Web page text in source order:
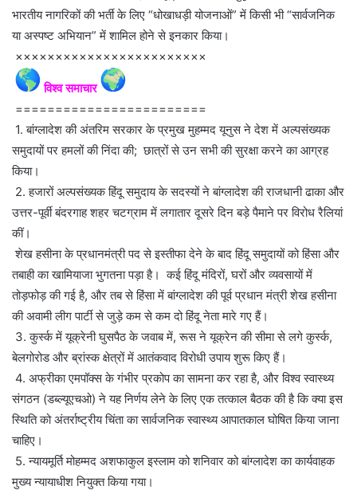
भारतीय नागरिकों की भर्ती के लिए “धोखाधड़ी योजनाओं” में किसी भी “सार्वजनिक
या अस्पष्ट अभियान” में शामिल होने से इनकार किया।
××××××××××××××××××××××××
विश्व समाचार
========================
1. बांग्लादेश की अंतरिम सरकार के प्रमुख मुहम्मद यूनुस ने देश में अल्पसंख्यक
समुदायों पर हमलों की निंदा की; छात्रों से उन सभी की सुरक्षा करने का आग्रह
किया।
2. हजारों अल्पसंख्यक हिंदू समुदाय के सदस्यों ने बांग्लादेश की राजधानी ढाका और
उत्तर-पूर्वी बंदरगाह शहर चटग्राम में लगातार दूसरे दिन बड़े पैमाने पर विरोध रैलियां
कीं।
शेख हसीना के प्रधानमंत्री पद से इस्तीफा देने के बाद हिंदू समुदायों को हिंसा और
तबाही का खामियाजा भुगतना पड़ा है। कई हिंदू मंदिरों, घरों और व्यवसायों में
तोड़फोड़ की गई है, और तब से हिंसा में बांग्लादेश की पूर्व प्रधान मंत्री शेख हसीना
की अवामी लीग पार्टी से जुड़े कम से कम दो हिंदू नेता मारे गए हैं।
3. कुर्स्क में यूक्रेनी घुसपैठ के जवाब में, रूस ने यूक्रेन की सीमा से लगे कुर्स्क,
बेलगोरोड और ब्रांस्क क्षेत्रों में आतंकवाद विरोधी उपाय शुरू किए हैं।
4. अफ्रीका एमपॉक्स के गंभीर प्रकोप का सामना कर रहा है, और विश्व स्वास्थ्य
संगठन (डब्ल्यूएचओ) ने यह निर्णय लेने के लिए एक तत्काल बैठक की है कि क्या इस
स्थिति को अंतर्राष्ट्रीय चिंता का सार्वजनिक स्वास्थ्य आपातकाल घोषित किया जाना
चाहिए।
5. न्यायमूर्ति मोहम्मद अशफाकुल इस्लाम को शनिवार को बांग्लादेश का कार्यवाहक
मुख्य न्यायाधीश नियुक्त किया गया।